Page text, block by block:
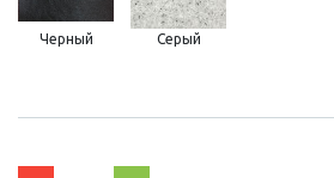
Черный Серый